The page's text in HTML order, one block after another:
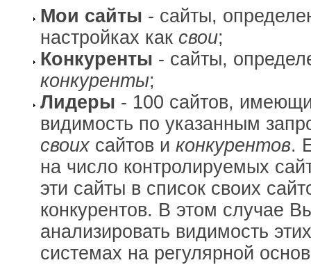
Мои сайты - сайты,
настройках как свои;
Конкуренты - сайты,
конкуренты;
Лидеры - 100 сайтов,
видимость по указанным
своих сайтов и конкурентов.
на число контролируемых
эти сайты в список своих
конкурентов. В этом случае
анализировать видимость
системах на регулярной